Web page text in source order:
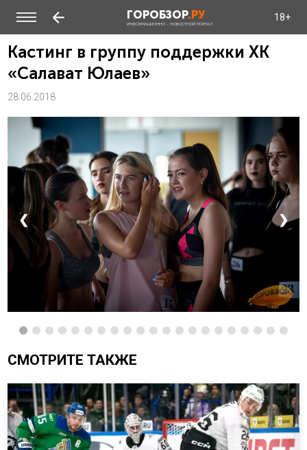
ГОРОБЗОР.РУ
ИНФОРМАЦИОННО - НОВОСТНОЙ ПОРТАЛ
18+
Кастинг в группу поддержки ХК
«Салават Юлаев»
28.06.2018
❮ ❯
СМОТРИТЕ ТАКЖЕ